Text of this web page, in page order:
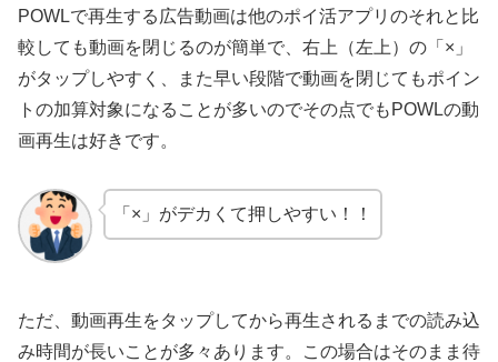
POWLで再生する広告動画は他のポイ活アプリのそれと比
較しても動画を閉じるのが簡単で、右上（左上）の「×」
がタップしやすく、また早い段階で動画を閉じてもポイン
トの加算対象になることが多いのでその点でもPOWLの動
画再生は好きです。
「×」がデカくて押しやすい！！
ただ、動画再生をタップしてから再生されるまでの読み込
み時間が長いことが多々あります。この場合はそのまま待